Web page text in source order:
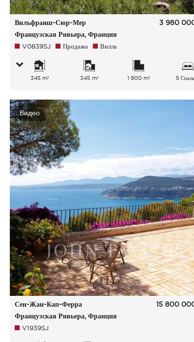
Вильфранш-Сюр-Мер
Французская Ривьера, Франция
3 980
V0839SJ Продажа Вилла
345 m² 345 m² 1 900 m² 5
Видео
Сен-Жан-Кап-Ферра
Французская Ривьера, Франция
15 800
V1939SJ